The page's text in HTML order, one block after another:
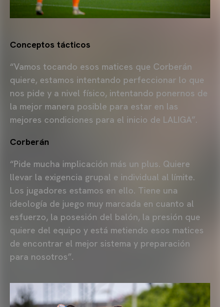
Conceptos tácticos
“Vamos tocando esos matices que Corberán
quiere, estamos intentando perfeccionar lo que
nos pide y a nivel físico, intentando ponernos de
la mejor manera posible para estar en las
mejores condiciones para el inicio de LALIGA”.
Corberán
“Pide mucha implicación más un plus. Quiere
llevar la exigencia grupal e individual al límite.
Los jugadores estamos en ello. Tiene una
ideología de juego muy marcada en cuanto al
esfuerzo, la posesión del balón, la presión que
quiere del equipo y está metiendo esos matices
de encontrar el mejor sistema y preparación
para nosotros”.